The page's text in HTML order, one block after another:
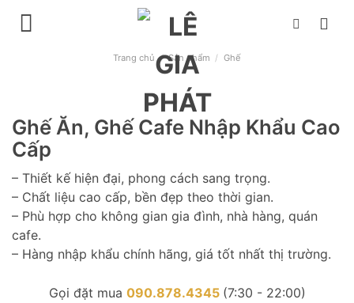
đến
Trang chủ / Sản phẩm / Ghế
Ghế Ăn, Ghế Cafe Nhập Khẩu Cao
Cấp
– Thiết kế hiện đại, phong cách sang trọng.
– Chất liệu cao cấp, bền đẹp theo thời gian.
– Phù hợp cho không gian gia đình, nhà hàng, quán
cafe.
– Hàng nhập khẩu chính hãng, giá tốt nhất thị trường.
Gọi đặt mua 090.878.4345 (7:30 - 22:00)